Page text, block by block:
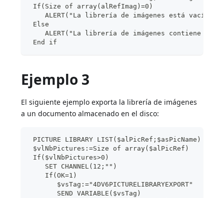
If(Size of array(alRefImag)=0)
ALERT("La librería de imágenes está vacía.")
Else
ALERT("La librería de imágenes contiene
End if
Ejemplo 3
El siguiente ejemplo exporta la librería de imágenes
a un documento almacenado en el disco:
PICTURE LIBRARY LIST($alPicRef;$asPicName)
$vlNbPictures:=Size of array($alPicRef)
If($vlNbPictures>0)
SET CHANNEL(12;"")
If(OK=1)
$vsTag:="4DV6PICTURELIBRARYEXPORT"
SEND VARIABLE($vsTag)